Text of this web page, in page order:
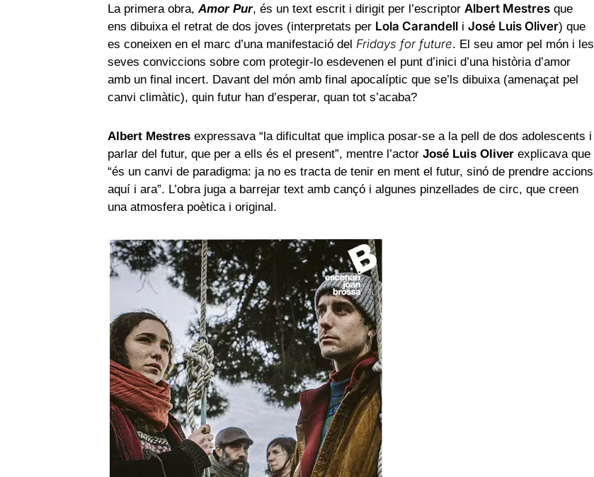
La primera obra, Amor Pur, és un text escrit i dirigit per l’escriptor Albert Mestresque
ens dibuixa el retrat de dos joves (interpretats per Lola Carandelli José Luis Oliver) que
es coneixen en el marc d’una manifestació del Fridays for future. El seu amor pel món i les
seves conviccions sobre com protegir-lo esdevenen el punt d’inici d’una història d’amor
amb un final incert. Davant del món amb final apocalíptic que se’ls dibuixa (amenaçat pel
canvi climàtic), quin futur han d’esperar, quan tot s’acaba?
Albert Mestresexpressava “la dificultat que implica posar-se a la pell de dos adolescents i
parlar del futur, que per a ells és el present”, mentre l’actor José Luis Oliverexplicava que
“és un canvi de paradigma: ja no es tracta de tenir en ment el futur, sinó de prendre accions
aquí i ara”. L’obra juga a barrejar text amb cançó i algunes pinzellades de circ, que creen
una atmosfera poètica i original.